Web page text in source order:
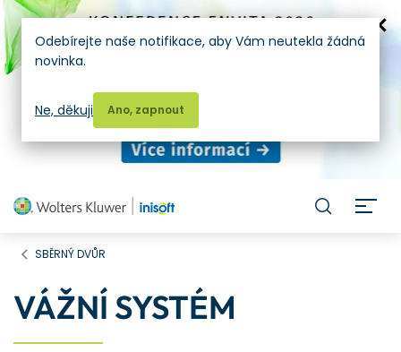
SBĚRNÝ DVŮR
VÁŽNÍ SYSTÉM
Odebírejte naše notifikace, aby Vám neutekla žádná
novinka.
Ano, zapnout
Ne, děkuji